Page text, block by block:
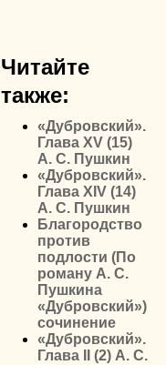
Читайте
также:
«Дубровский».
Глава XV (15)
А. С. Пушкин
«Дубровский».
Глава XIV (14)
А. С. Пушкин
Благородство
против
подлости (По
роману А. С.
Пушкина
«Дубровский»)
сочинение
«Дубровский».
Глава II (2) А. С.